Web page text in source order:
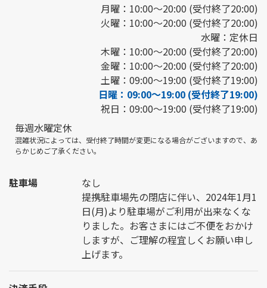
月曜：10:00～20:00 (受付終了20:00)
火曜：10:00～20:00 (受付終了20:00)
水曜：定休日
木曜：10:00～20:00 (受付終了20:00)
金曜：10:00～20:00 (受付終了20:00)
土曜：09:00～19:00 (受付終了19:00)
日曜：09:00～19:00 (受付終了19:00)
祝日：09:00～19:00 (受付終了19:00)
毎週水曜定休
混雑状況によっては、受付終了時間が変更になる場合がございますので、あ
らかじめご了承ください。
駐車場
なし
提携駐車場先の閉店に伴い、2024年1月1
日(月)より駐車場がご利用が出来なくな
りました。お客さまにはご不便をおかけ
しますが、ご理解の程宜しくお願い申し
上げます。